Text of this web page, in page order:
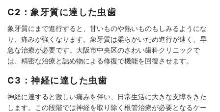
C2：象牙質に達した虫歯
象牙質にまで進行すると、甘いものや熱いものもしみるようにな
り、痛みが強くなります。象牙質は柔らかいため進行が速く、早
急な治療が必要です。大阪市中央区のさわい歯科クリニックで
は、精密な治療と詰め物による修復で機能を回復させます。
C3：神経に達した虫歯
神経に達すると激しい痛みを伴い、日常生活に大きな支障をきた
します。この段階では神経を取り除く根管治療が必要となるケー